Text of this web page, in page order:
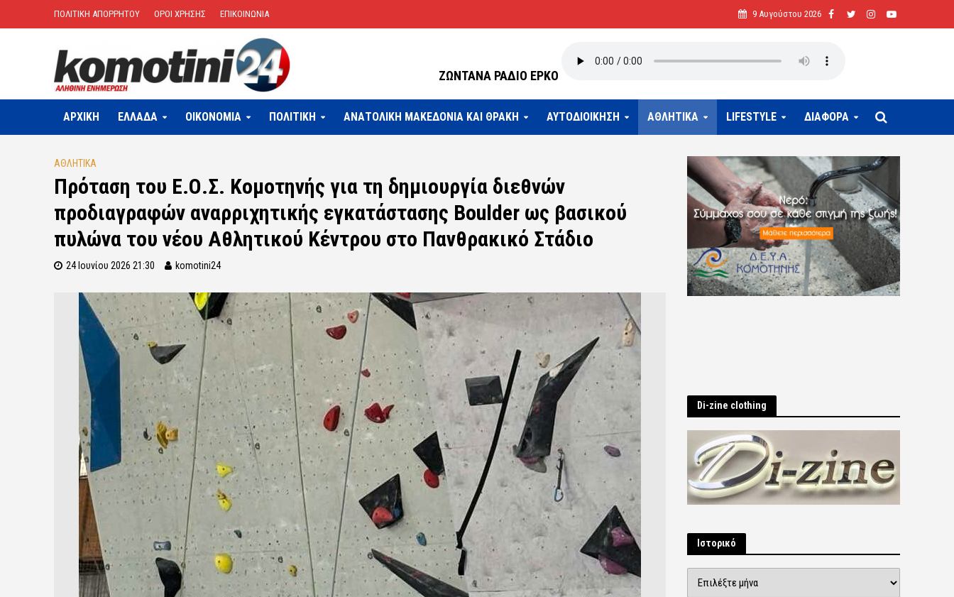
ΠΟΛΙΤΙΚΗ ΑΠΟΡΡΗΤΟΥ ΟΡΟΙ ΧΡΗΣΗΣ ΕΠΙΚΟΙΝΩΝΙΑ 9 Αυγούστου 2026
ΖΩΝΤΑΝΑ ΡΑΔΙΟ ΕΡΚΟ
ΑΡΧΙΚΗ ΕΛΛΑΔΑ OIKONOMIA ΠΟΛΙΤΙΚΗ ΑΝΑΤΟΛΙΚΗ ΜΑΚΕΔΟΝΙΑ ΚΑΙ ΘΡΑΚΗ ΑΥΤΟΔΙΟΙΚΗΣΗ ΑΘΛΗΤΙΚΑ LIFESTYLE ΔΙΑΦΟΡΑ
ΑΘΛΗΤΙΚΑ
Πρόταση του Ε.Ο.Σ. Κομοτηνής για τη δημιουργία διεθνών
προδιαγραφών αναρριχητικής εγκατάστασης Boulder ως βασικού
πυλώνα του νέου Αθλητικού Κέντρου στο Πανθρακικό Στάδιο
24 Ιουνίου 2026 21:30 komotini24
Di-zine clothing
Ιστορικό